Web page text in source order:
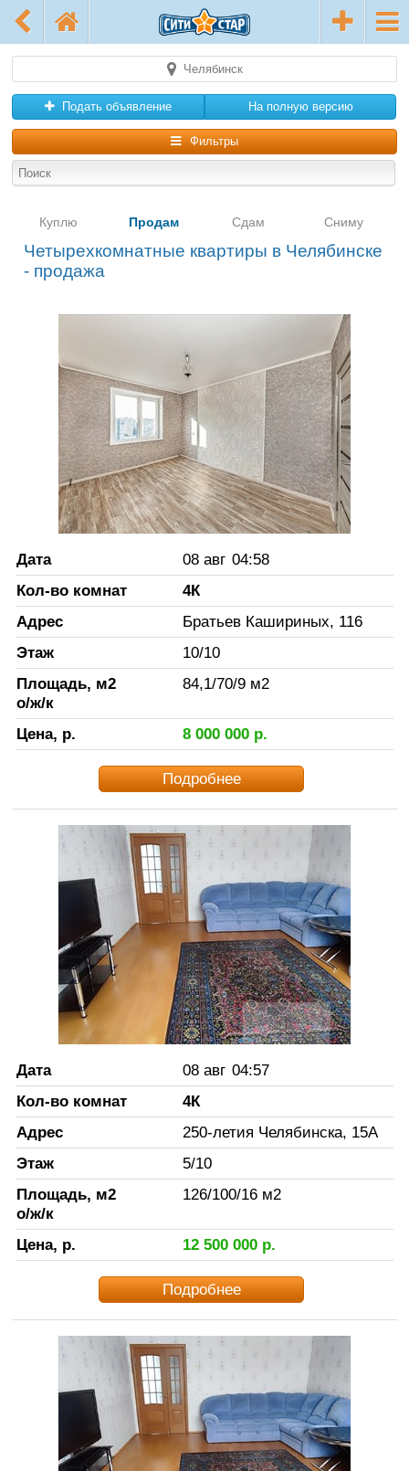
Челябинск
Подать объявление На полную версию
Фильтры
Куплю Продам Сдам Сниму
Четырехкомнатные квартиры в Челябинске
- продажа
Дата 08 авг 04:58
Кол-во комнат
4К
Адрес
Братьев Кашириных, 116
Этаж
10/10
Площадь, м2
о/ж/к
84,1/70/9 м2
Цена, р. 8 000 000р.
Подробнее
Дата 08 авг 04:57
Кол-во комнат
4К
Адрес
250-летия Челябинска, 15А
Этаж
5/10
Площадь, м2
о/ж/к
126/100/16 м2
Цена, р. 12 500 000р.
Подробнее